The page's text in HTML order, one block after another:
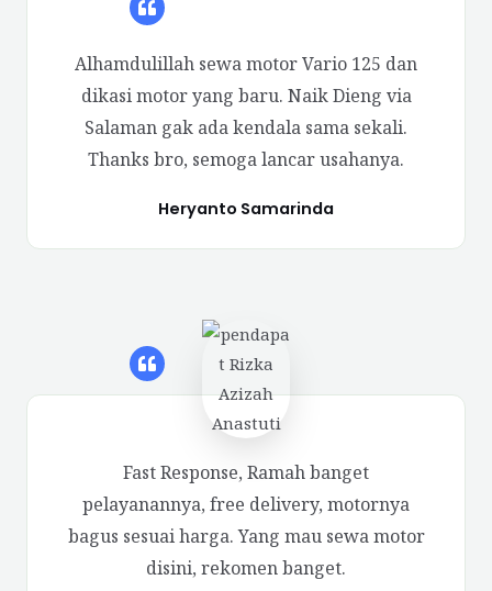
Alhamdulillah sewa motor Vario 125 dan
dikasi motor yang baru. Naik Dieng via
Salaman gak ada kendala sama sekali.
Thanks bro, semoga lancar usahanya.
Heryanto Samarinda
Fast Response, Ramah banget
pelayanannya, free delivery, motornya
bagus sesuai harga. Yang mau sewa motor
disini, rekomen banget.